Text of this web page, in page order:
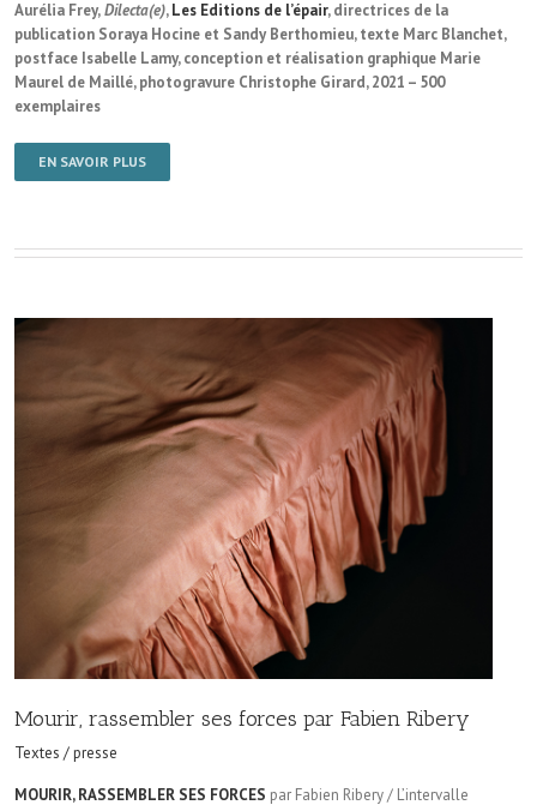
Aurélia Frey,Dilecta(e),Les Editions de l’épair, directrices de la
publication Soraya Hocine et Sandy Berthomieu, texte Marc Blanchet,
postface Isabelle Lamy, conception et réalisation graphique Marie
Maurel de Maillé, photogravure Christophe Girard, 2021 – 500
exemplaires
EN SAVOIR PLUS
Mourir, rassembler ses forces par Fabien Ribery
Textes / presse
MOURIR, RASSEMBLER SES FORCES par Fabien Ribery / L’intervalle